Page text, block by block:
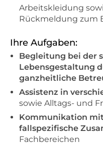
Arbeitskleidung
Rückmeldung zum
Ihre Aufgaben:
Begleitung bei der
Lebensgestaltung
ganzheitliche
Assistenz in
sowie Alltags- und
Kommunikation
fallspezifische
Fachbereichen